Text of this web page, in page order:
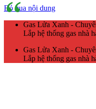
Bỏ qua nội dung
Gas Lửa Xanh -
Lắp hệ thống gas nhà
Gas Lửa Xanh -
Lắp hệ thống gas nhà